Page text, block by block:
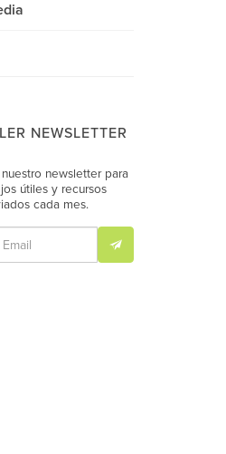
NEWSLETTER
newsletter para
útiles y recursos
cada mes.